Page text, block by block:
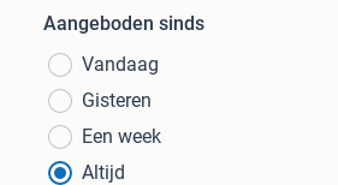
Aangeboden sinds
Vandaag
Gisteren
Een week
Altijd